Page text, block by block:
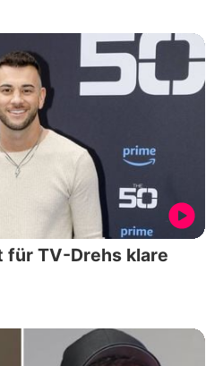
für TV-Drehs klare